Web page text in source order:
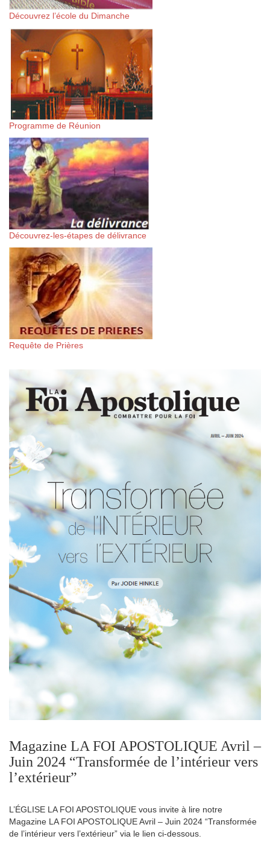
Découvrez l’école du Dimanche
Programme de Réunion
Découvrez-les-étapes de délivrance
Requête de Prières
Magazine LA FOI APOSTOLIQUE Avril –
Juin 2024 “Transformée de l’intérieur vers
l’extérieur”
L’ÉGLISE LA FOI APOSTOLIQUE vous invite à lire notre
Magazine LA FOI APOSTOLIQUE Avril – Juin 2024 “Transformée
de l’intérieur vers l’extérieur” via le lien ci-dessous.